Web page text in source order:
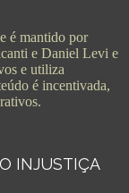
é mantido por
e Daniel Levi e
e utiliza
é incentivada,
INJUSTIÇA